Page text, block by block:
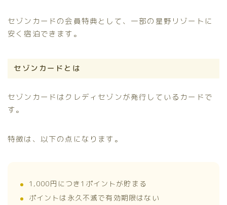
セゾンカードの会員特典として、一部の星野リゾートに
安く宿泊できます。
セゾンカードとは
セゾンカードはクレディセゾンが発行しているカードで
す。
特徴は、以下の点になります。
1,000円につき1ポイントが貯まる
ポイントは永久不滅で有効期限はない